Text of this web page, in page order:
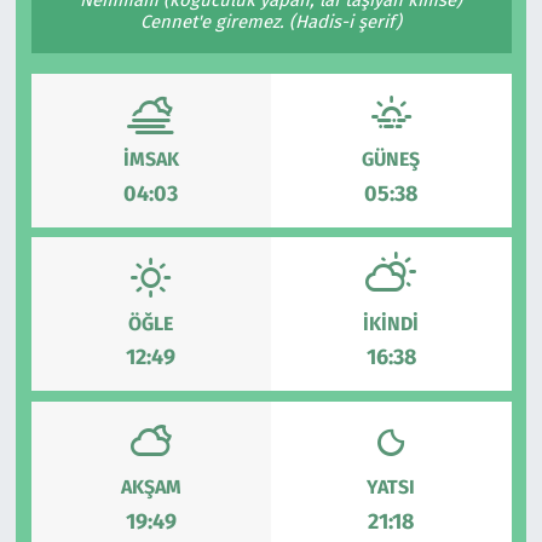
Cennet'e giremez. (Hadis-i şerif)
İMSAK
04:03
GÜNEŞ
05:38
ÖĞLE
12:49
İKINDI
16:38
AKŞAM
19:49
YATSI
21:18
Turizm
Yerel